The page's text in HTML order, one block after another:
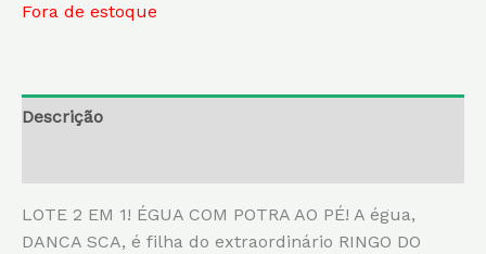
Fora de estoque
Descrição
LOTE 2 EM 1! ÉGUA COM POTRA AO PÉ! A égua,
DANCA SCA, é filha do extraordinário RINGO DO